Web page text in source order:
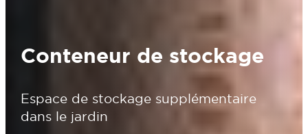
Conteneur de stockage
Espace de stockage supplémentaire
dans le jardin